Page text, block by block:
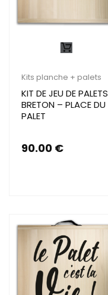
Kits planche + palets
KIT DE JEU DE PALETS
BRETON – PLACE DU
PALET
90.00 €